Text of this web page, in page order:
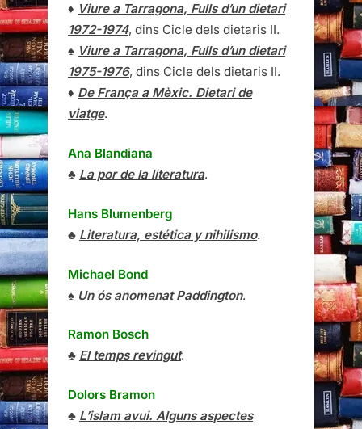
♦ Viure a Tarragona, Fulls d’un dietari
1972-1974, dins Cicle dels dietaris II.
♠ Viure a Tarragona, Fulls d’un dietari
1975-1976, dins Cicle dels dietaris II.
♦ De França a Mèxic. Dietari de
viatge.
Ana Blandiana
♣ La por de la literatura.
Hans Blumenberg
♣ Literatura, estética y nihilismo.
Michael Bond
♠ Un ós anomenat Paddington.
Ramon Bosch
♣ El temps revingut.
Dolors Bramon
♣ L’islam avui. Alguns aspectes